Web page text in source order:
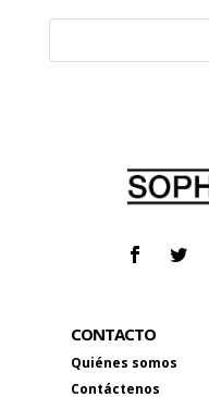
CONTACTO
Quiénes somos
Contáctenos